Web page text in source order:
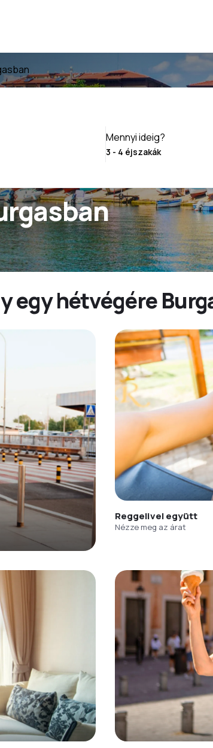
Mennyi ideig?
egy hétvégére
Reggelivel együtt
Nézze meg az árat